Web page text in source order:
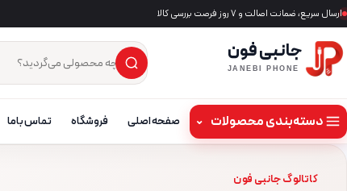
ارسال سریع، ضمانت اصالت و ۷ روز فرصت بررسی کالا
جانبی فون
JANEBI PHONE جست‌وجوی محصول
×
دسته‌بندی محصولات ⌄ صفحه اصلی فروشگاه تماس باما
کاتالوگ جانبی فون